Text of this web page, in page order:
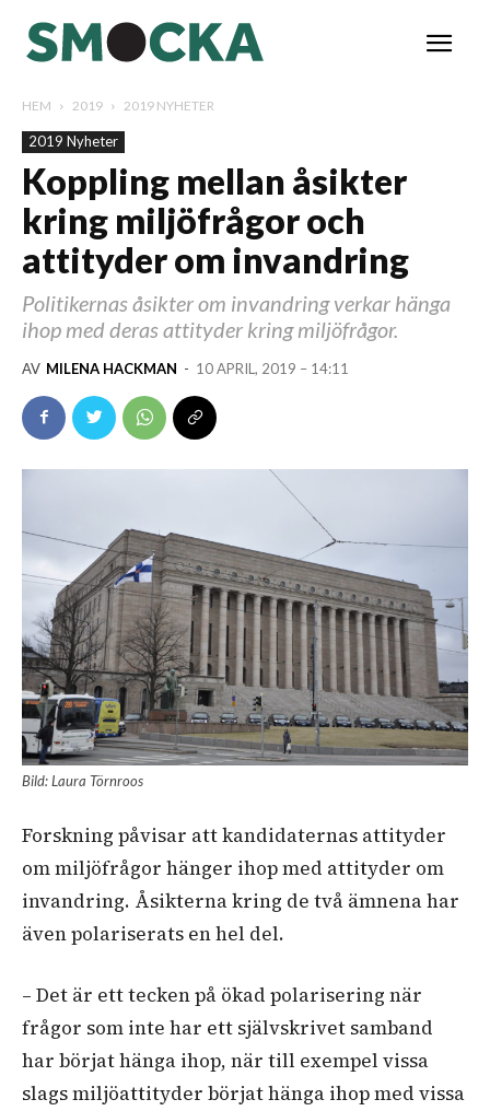
HEM 2019 2019 NYHETER
2019 Nyheter
Koppling mellan åsikter
kring miljöfrågor och
attityder om invandring
Politikernas åsikter om invandring verkar hänga
ihop med deras attityder kring miljöfrågor.
AV MILENA HACKMAN - 10 APRIL, 2019 – 14:11
Bild: Laura Törnroos
Forskning påvisar att kandidaternas attityder
om miljöfrågor hänger ihop med attityder om
invandring. Åsikterna kring de två ämnena har
även polariserats en hel del.
– Det är ett tecken på ökad polarisering när
frågor som inte har ett självskrivet samband
har börjat hänga ihop, när till exempel vissa
slags miljöattityder börjat hänga ihop med vissa